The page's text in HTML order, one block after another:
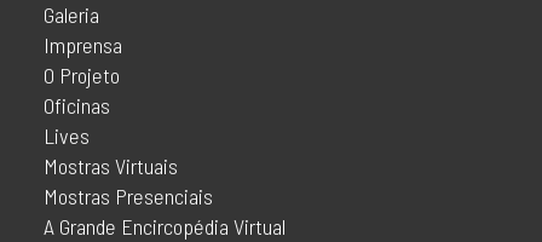
Galeria
Imprensa
O Projeto
Oficinas
Lives
Mostras Virtuais
Mostras Presenciais
A Grande Encircopédia Virtual